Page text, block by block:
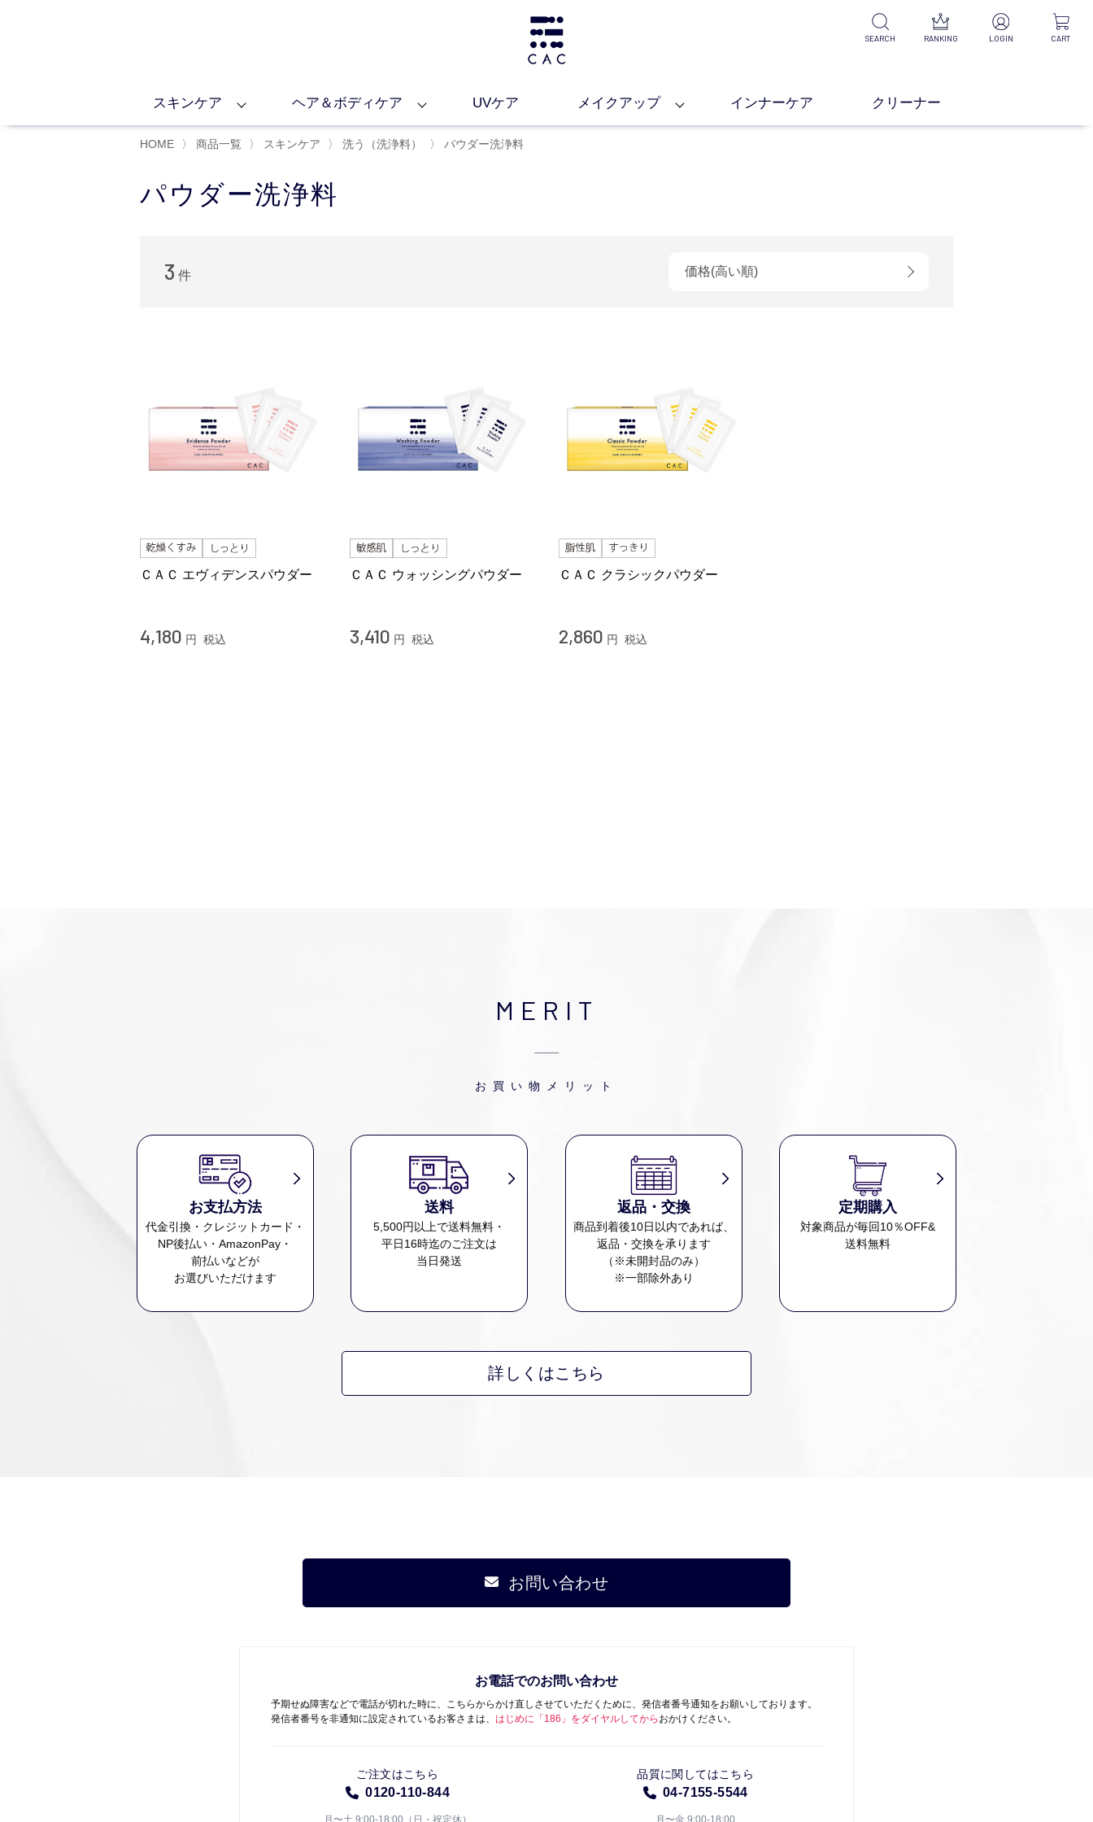
スキンケア ヘア＆ボディケア UVケア メイクアップ インナーケア クリーナー
SEARCH RANKING LOGIN CART
HOME 〉 商品一覧 〉 スキンケア 〉 洗う（洗浄料） 〉 パウダー洗浄料
パウダー洗浄料
3 件 価格(高い順)
ＣＡＣ エヴィデンスパウダー
4,180 円 税込
ＣＡＣ ウォッシングパウダー
3,410 円 税込
ＣＡＣ クラシックパウダー
2,860 円 税込
MERIT
お買い物メリット
お支払方法
代金引換・クレジットカード・
NP後払い・AmazonPay・
前払いなどが
お選びいただけます
送料
5,500円以上で送料無料・
平日16時迄のご注文は
当日発送
返品・交換
商品到着後10日以内であれば、
返品・交換を承ります
（※未開封品のみ）
※一部除外あり
定期購入
対象商品が毎回10％OFF&
送料無料
詳しくはこちら
お問い合わせ
お電話でのお問い合わせ
予期せぬ障害などで電話が切れた時に、こちらからかけ直しさせていただくために、発信者番号通知をお願いしております。
発信者番号を非通知に設定されているお客さまは、 はじめに「186」をダイヤルしてから おかけください。
ご注文はこちら
0120-110-844
月〜土 9:00-18:00（日・祝定休）
品質に関してはこちら
04-7155-5544
月〜金 9:00-18:00